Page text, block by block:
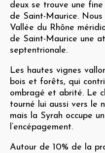
deux se trouve une
de Saint-Maurice.
Vallée du Rhône
de Saint-Maurice une
septentrionale.
Les hautes vignes
bois et forêts, qui
ombragé et abrité. Le
tourné lui aussi vers le
mais la Syrah occupe
l’encépagement.
Autour de 10% de la